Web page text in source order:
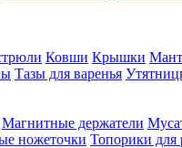
Ковши Крышки
Тазы для варенья
Магнитные держатели
ножеточки Топорики для